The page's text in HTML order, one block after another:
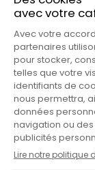
QUANTITÀ DI